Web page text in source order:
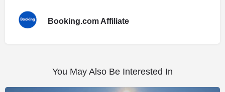
Booking.com Affiliate
You May Also Be Interested In